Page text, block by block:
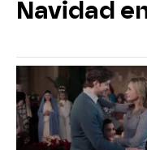
Navidad